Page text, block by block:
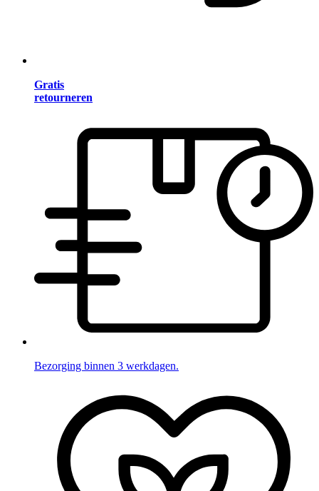
Gratis
retourneren
Bezorging binnen 3 werkdagen.